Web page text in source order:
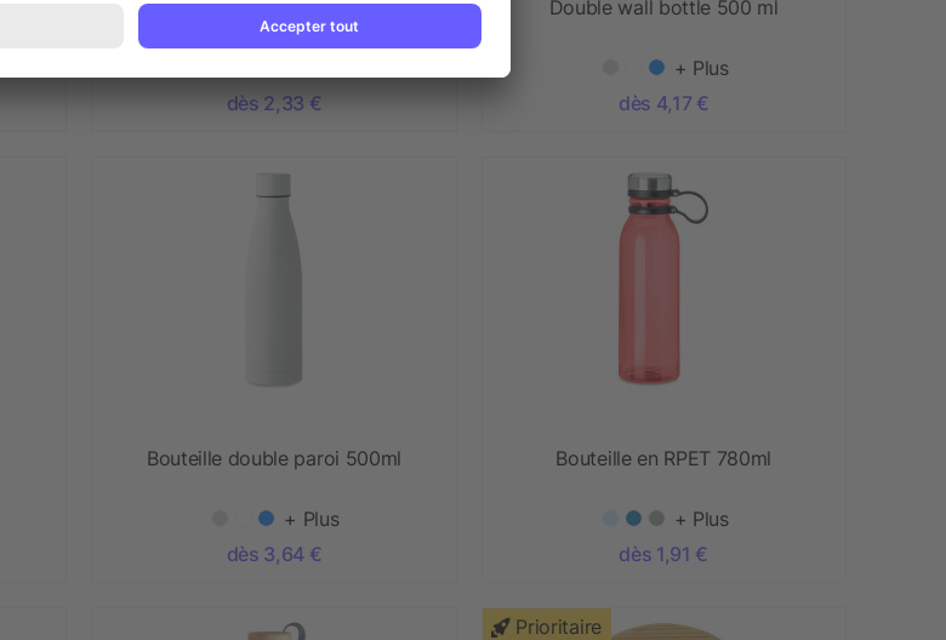
Bouteille en verre 500ml
dès 2,33 €
Double wall bottle 500 ml
+ Plus
dès 4,17 €
Bouteille double paroi 500ml
+ Plus
dès 3,64 €
Bouteille en RPET 780ml
+ Plus
dès 1,91 €
Prioritaire